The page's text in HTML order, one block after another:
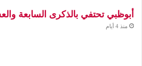
أبوظبي تحتفي بالذكرى السابعة
منذ 4 أيام